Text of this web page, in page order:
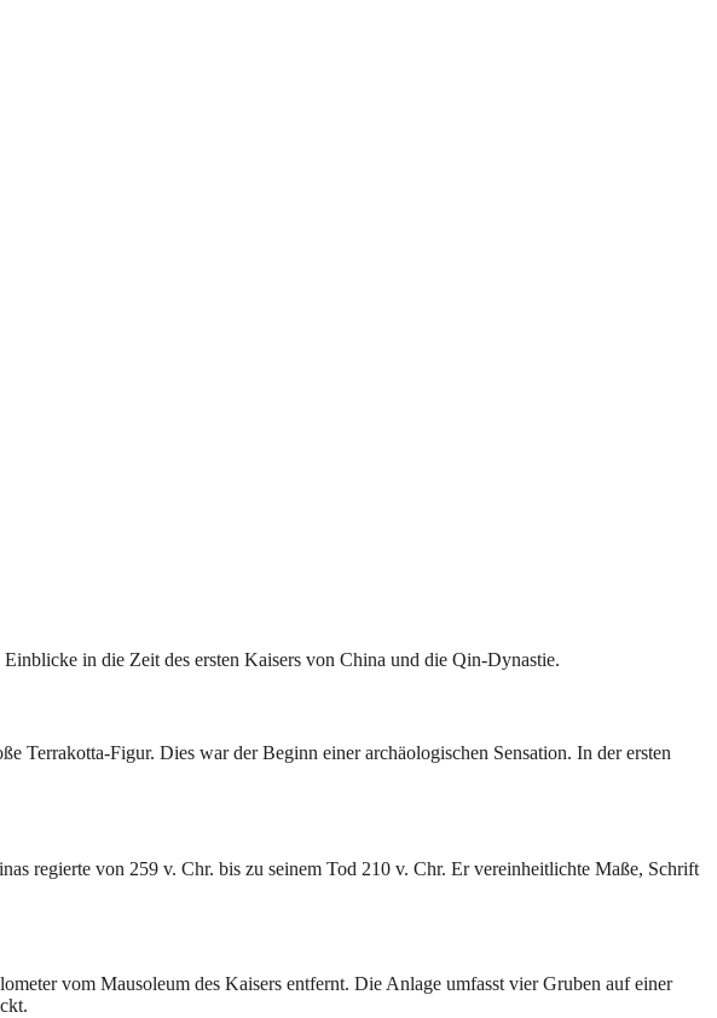
in die Zeit des ersten Kaisers von China und die Qin-Dynastie.
Terrakotta-Figur. Dies war der Beginn einer archäologischen Sensation. In der ersten
regierte von 259 v. Chr. bis zu seinem Tod 210 v. Chr. Er vereinheitlichte Maße, Schrift
vom Mausoleum des Kaisers entfernt. Die Anlage umfasst vier Gruben auf einer